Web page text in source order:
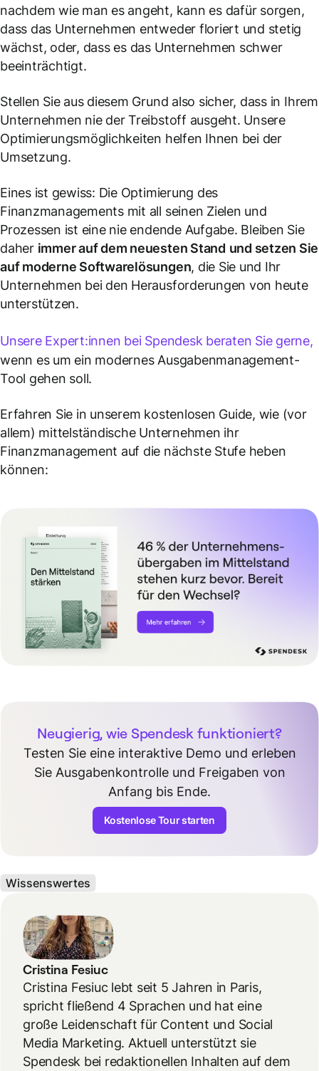
nachdem wie man es angeht, kann es dafür sorgen,
dass das Unternehmen entweder floriert und stetig
wächst, oder, dass es das Unternehmen schwer
beeinträchtigt.
Stellen Sie aus diesem Grund also sicher, dass in Ihrem
Unternehmen nie der Treibstoff ausgeht. Unsere
Optimierungsmöglichkeiten helfen Ihnen bei der
Umsetzung.
Eines ist gewiss: Die Optimierung des
Finanzmanagements mit all seinen Zielen und
Prozessen ist eine nie endende Aufgabe. Bleiben Sie
daher immer auf dem neuesten Stand und setzen Sie
auf moderne Softwarelösungen, die Sie und Ihr
Unternehmen bei den Herausforderungen von heute
unterstützen.
Unsere Expert:innen bei Spendesk beraten Sie gerne,
wenn es um ein modernes Ausgabenmanagement-
Tool gehen soll.
Erfahren Sie in unserem kostenlosen Guide, wie (vor
allem) mittelständische Unternehmen ihr
Finanzmanagement auf die nächste Stufe heben
können:
Neugierig, wie Spendesk funktioniert?
Testen Sie eine interaktive Demo und erleben
Sie Ausgabenkontrolle und Freigaben von
Anfang bis Ende.
Kostenlose Tour starten
Wissenswertes
Cristina Fesiuc
Cristina Fesiuc lebt seit 5 Jahren in Paris,
spricht fließend 4 Sprachen und hat eine
große Leidenschaft für Content und Social
Media Marketing. Aktuell unterstützt sie
Spendesk bei redaktionellen Inhalten auf dem